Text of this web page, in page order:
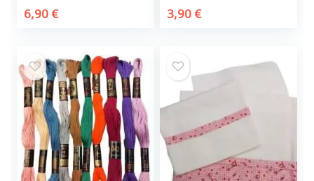
6,90 € 3,90 €